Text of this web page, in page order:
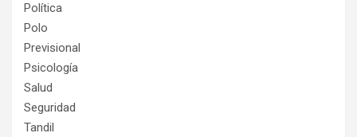
Política
Polo
Previsional
Psicología
Salud
Seguridad
Tandil